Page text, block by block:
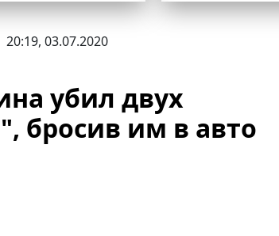
20:19, 03.07.2020
убил двух
бросив им в авто